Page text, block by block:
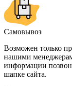
Самовывоз
Возможен только
нашими
информации
шапке сайта.